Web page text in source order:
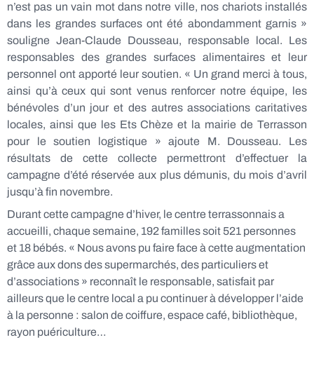
n’est pas un vain mot dans notre ville, nos chariots installés
dans les grandes surfaces ont été abondamment garnis »
souligne Jean-Claude Dousseau, responsable local. Les
responsables des grandes surfaces alimentaires et leur
personnel ont apporté leur soutien. « Un grand merci à tous,
ainsi qu’à ceux qui sont venus renforcer notre équipe, les
bénévoles d’un jour et des autres associations caritatives
locales, ainsi que les Ets Chèze et la mairie de Terrasson
pour le soutien logistique » ajoute M. Dousseau. Les
résultats de cette collecte permettront d’effectuer la
campagne d’été réservée aux plus démunis, du mois d’avril
jusqu’à fin novembre.
Durant cette campagne d’hiver, le centre terrassonnais a
accueilli, chaque semaine, 192 familles soit 521 personnes
et 18 bébés. « Nous avons pu faire face à cette augmentation
grâce aux dons des supermarchés, des particuliers et
d’associations » reconnaît le responsable, satisfait par
ailleurs que le centre local a pu continuer à développer l’aide
à la personne : salon de coiffure, espace café, bibliothèque,
rayon puériculture…